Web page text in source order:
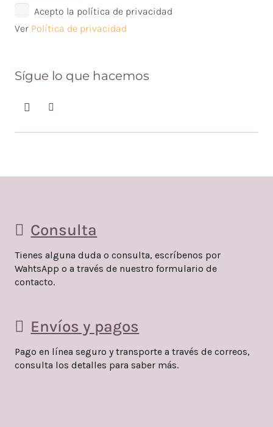
Acepto la política de privacidad
Ver Política de privacidad
Sígue lo que hacemos
Consulta
Tienes alguna duda o consulta, escríbenos por
WahtsApp o a través de nuestro formulario de
contacto.
Envíos y pagos
Pago en línea seguro y transporte a través de correos,
consulta los detalles para saber más.